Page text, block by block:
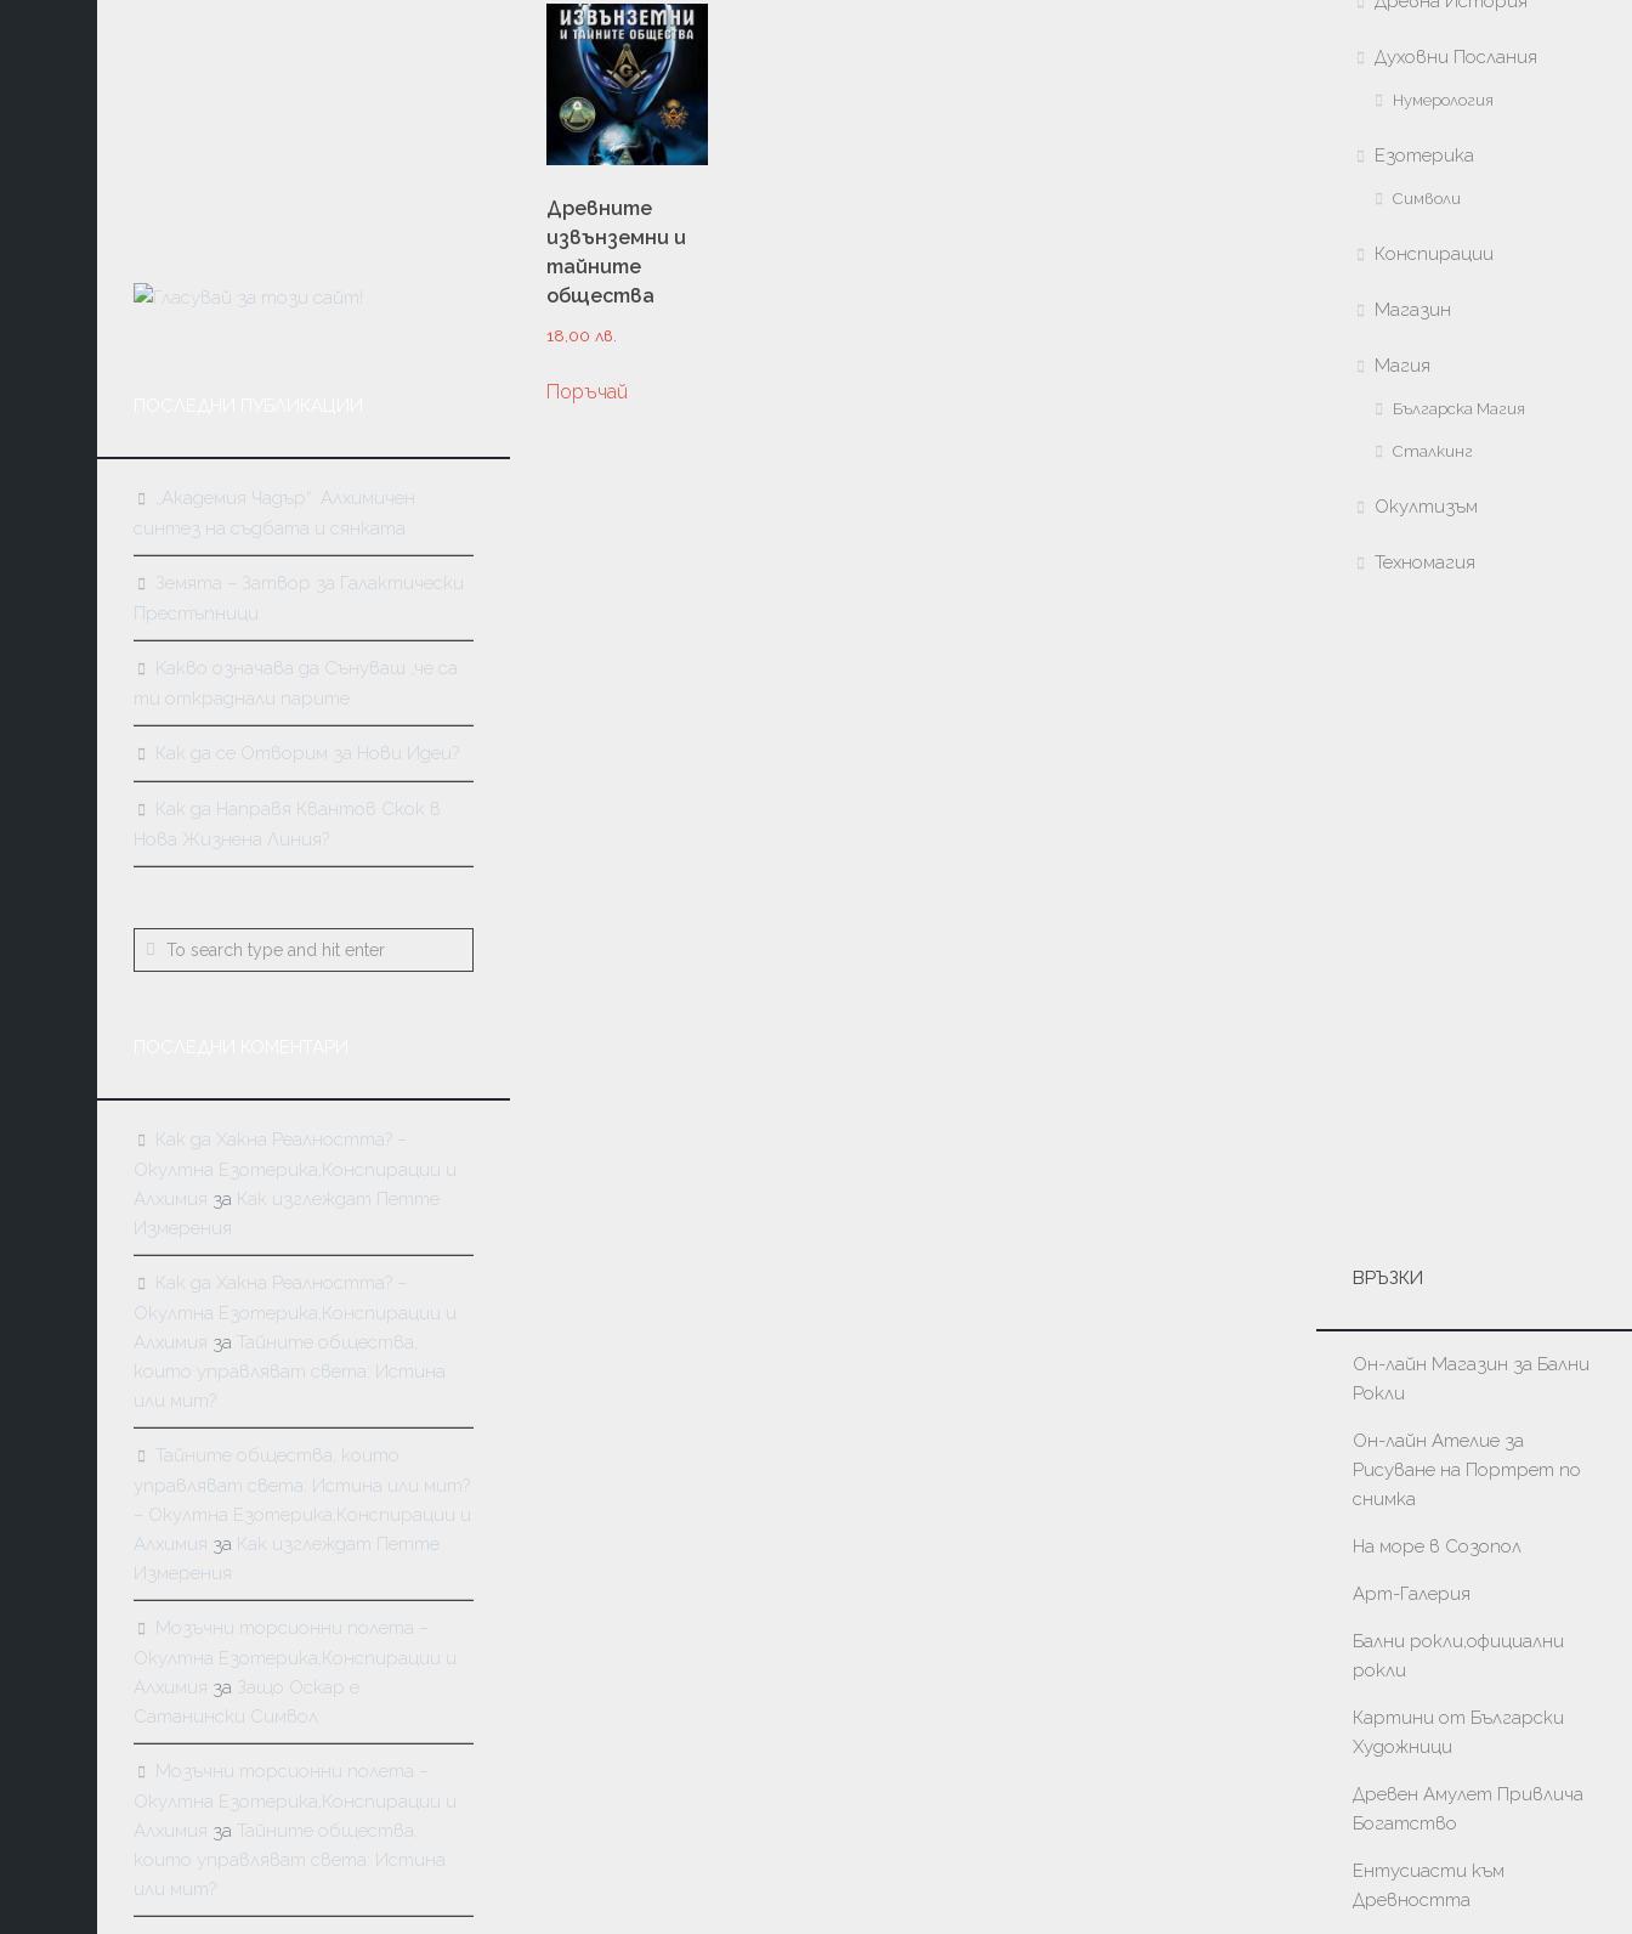
КОНТАКТЬОРСТВО
МЕДИТАЦИЯ
КАРМА
Древните
извънземни и
тайните
общества
18,00 лв.
Поръчай
„Академия Чадър“: Алхимичен
синтез на съдбата и сянката
Земята – Затвор за Галактически
Престъпници
Kакво означава да Сънуваш ,че са
ти откраднали парите
Как да се Отворим за Нови Идеи?
Как да Направя Квантов Скок в
Нова Жизнена Линия?
Как да Хакна Реалността? –
Окултна Езотерика,Конспирации и
Алхимия за Как изглеждат Петте
Измерения
Как да Хакна Реалността? –
Окултна Езотерика,Конспирации и
Алхимия за Тайните общества,
които управляват света: Истина
или мит?
Тайните общества, които
управляват света: Истина или мит?
– Окултна Езотерика,Конспирации и
Алхимия за Как изглеждат Петте
Измерения
Мозъчни торсионни полета –
Окултна Езотерика,Конспирации и
Алхимия за Защо Оскар е
Сатанински Символ
Мозъчни торсионни полета –
Окултна Езотерика,Конспирации и
Алхимия за Тайните общества,
които управляват света: Истина
или мит?
Духовни Послания
Нумерология
Езотерика
Символи
Конспирации
Магазин
Магия
Българска Магия
Сталкинг
Окултизъм
Техномагия
ВРЪЗКИ
Он-лайн Магазин за Бални
Рокли
Он-лайн Ателие за
Рисуване на Портрет по
снимка
На море в Созопол
Арт-Галерия
Бални рокли,официални
рокли
Картини от Български
Художници
Древен Амулет Привлича
Богатство
Ентусиасти към
Древността